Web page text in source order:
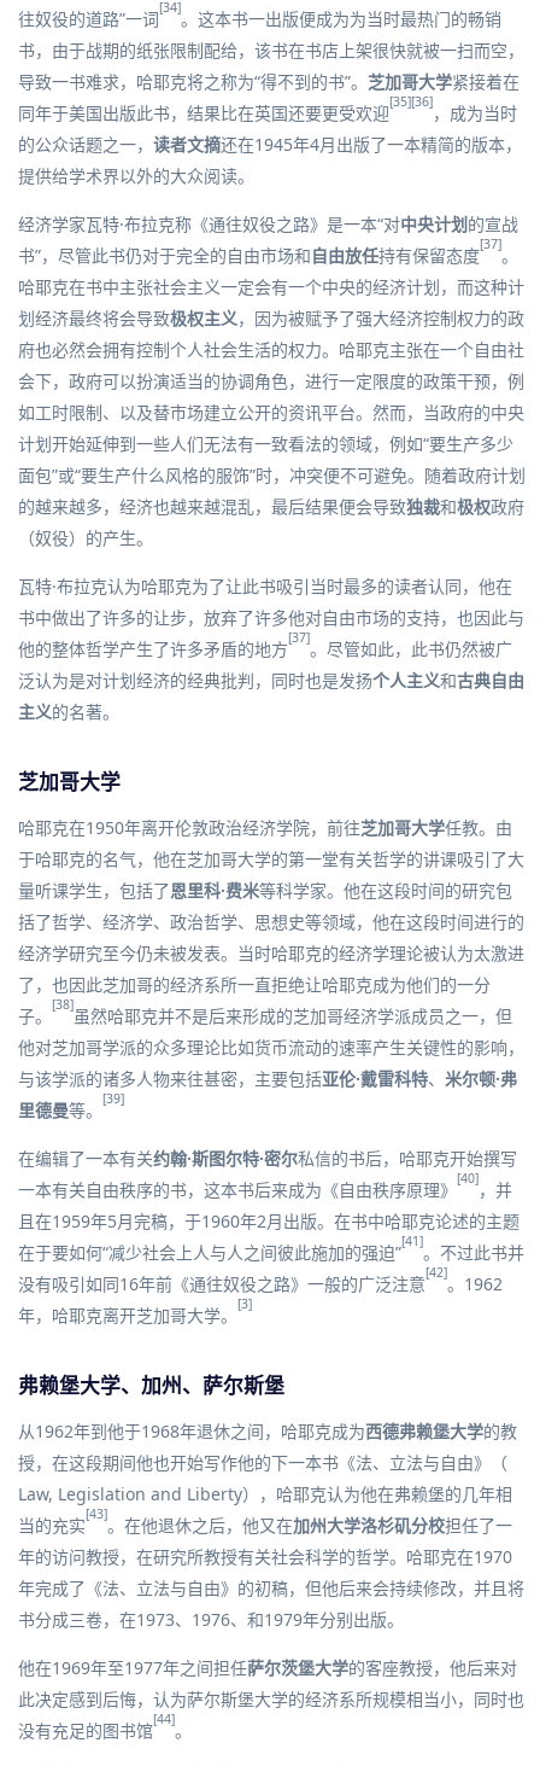
往奴役的道路”一词[34]。这本书一出版便成为为当时最热门的畅销
书，由于战期的纸张限制配给，该书在书店上架很快就被一扫而空，
导致一书难求，哈耶克将之称为“得不到的书”。 芝加哥大学紧接着在
同年于美国出版此书，结果比在英国还要更受欢迎[35][36]，成为当时
的公众话题之一， 读者文摘还在1945年4月出版了一本精简的版本，
提供给学术界以外的大众阅读。
经济学家瓦特·布拉克称《通往奴役之路》是一本“对中央计划的宣战
书”，尽管此书仍对于完全的自由市场和自由放任持有保留态度[37]。
哈耶克在书中主张社会主义一定会有一个中央的经济计划，而这种计
划经济最终将会导致极权主义，因为被赋予了强大经济控制权力的政
府也必然会拥有控制个人社会生活的权力。哈耶克主张在一个自由社
会下，政府可以扮演适当的协调角色，进行一定限度的政策干预，例
如工时限制、以及替市场建立公开的资讯平台。然而，当政府的中央
计划开始延伸到一些人们无法有一致看法的领域，例如“要生产多少
面包”或“要生产什么风格的服饰”时，冲突便不可避免。随着政府计划
的越来越多，经济也越来越混乱，最后结果便会导致独裁和极权政府
（奴役）的产生。
瓦特·布拉克认为哈耶克为了让此书吸引当时最多的读者认同，他在
书中做出了许多的让步，放弃了许多他对自由市场的支持，也因此与
他的整体哲学产生了许多矛盾的地方[37]。尽管如此，此书仍然被广
泛认为是对计划经济的经典批判，同时也是发扬个人主义和古典自由
主义的名著。
芝加哥大学
哈耶克在1950年离开伦敦政治经济学院，前往芝加哥大学任教。由
于哈耶克的名气，他在芝加哥大学的第一堂有关哲学的讲课吸引了大
量听课学生，包括了恩里科·费米等科学家。他在这段时间的研究包
括了哲学、经济学、政治哲学、思想史等领域，他在这段时间进行的
经济学研究至今仍未被发表。当时哈耶克的经济学理论被认为太激进
了，也因此芝加哥的经济系所一直拒绝让哈耶克成为他们的一分
子。
[38]虽然哈耶克并不是后来形成的芝加哥经济学派成员之一，但
他对芝加哥学派的众多理论比如货币流动的速率产生关键性的影响，
与该学派的诸多人物来往甚密，主要包括亚伦·戴雷科特、 米尔顿·弗
里德曼等。 [39]
在编辑了一本有关约翰·斯图尔特·密尔私信的书后，哈耶克开始撰写
一本有关自由秩序的书，这本书后来成为《自由秩序原理》 [40]，并
且在1959年5月完稿，于1960年2月出版。在书中哈耶克论述的主题
在于要如何“减少社会上人与人之间彼此施加的强迫”[41]。不过此书并
没有吸引如同16年前《通往奴役之路》一般的广泛注意[42]。1962
年，哈耶克离开芝加哥大学。
[3]
弗赖堡大学、加州、萨尔斯堡
从1962年到他于1968年退休之间，哈耶克成为西德弗赖堡大学的教
授，在这段期间他也开始写作他的下一本书《法、立法与自由》（
Law, Legislation and Liberty），哈耶克认为他在弗赖堡的几年相
当的充实[43]。在他退休之后，他又在加州大学洛杉矶分校担任了一
年的访问教授，在研究所教授有关社会科学的哲学。哈耶克在1970
年完成了《法、立法与自由》的初稿，但他后来会持续修改，并且将
书分成三卷，在1973、1976、和1979年分别出版。
他在1969年至1977年之间担任萨尔茨堡大学的客座教授，他后来对
此决定感到后悔，认为萨尔斯堡大学的经济系所规模相当小，同时也
没有充足的图书馆[44]。